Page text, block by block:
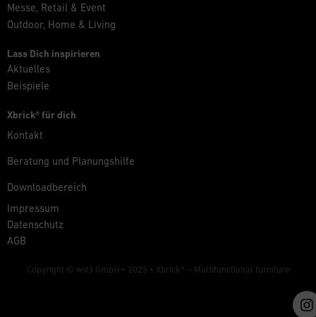
Messe, Retail & Event
Outdoor, Home & Living
Lass Dich inspirieren
Aktuelles
Beispiele
Xbrick® für dich
Kontakt
Beratung und Planungshilfe
Downloadbereich
Impressum
Datenschutz
AGB
Copyright © wd3 GmbH • 2025 • Xbrick® – Multifunctional furniture